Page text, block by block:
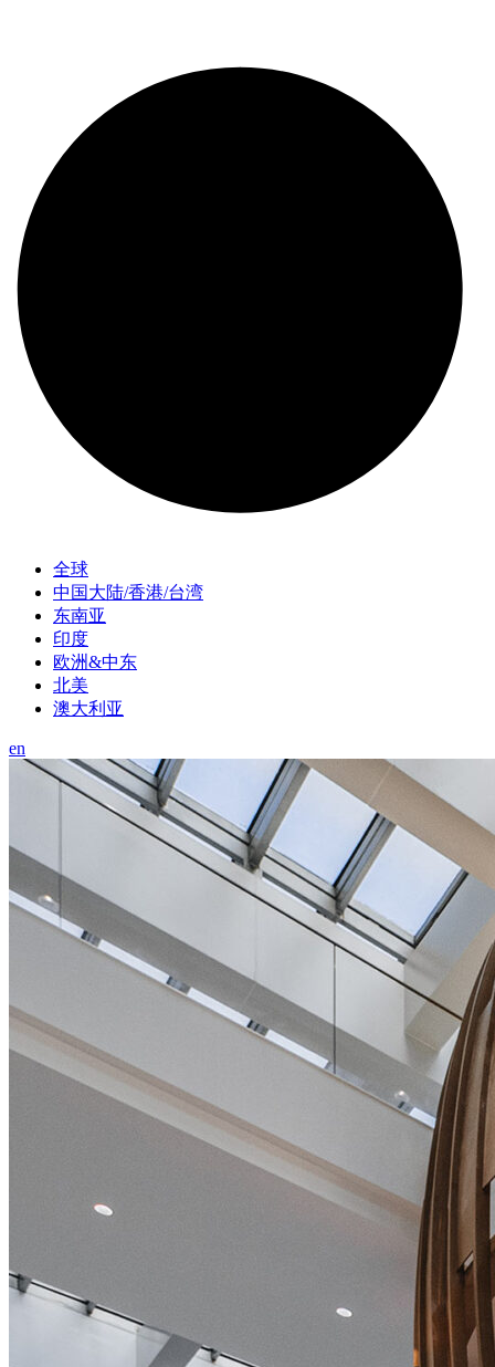
全球
中国大陆/香港/台湾
东南亚
印度
欧洲&中东
北美
澳大利亚
en